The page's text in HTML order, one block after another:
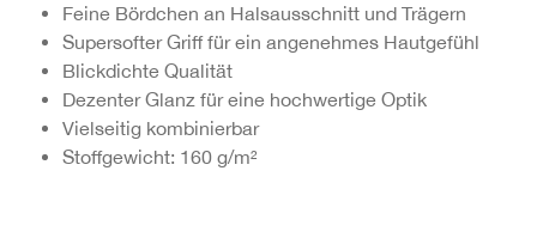
Feine Bördchen an Halsausschnitt und Trägern
Supersofter Griff für ein angenehmes Hautgefühl
Blickdichte Qualität
Dezenter Glanz für eine hochwertige Optik
Vielseitig kombinierbar
Stoffgewicht: 160 g/m²